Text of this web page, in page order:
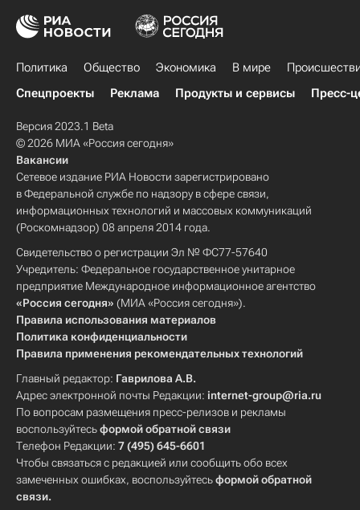
Политика Общество Экономика В мире
Спецпроекты
Реклама Продукты и сервисы Пресс-
Версия 2023.1 Beta
© 2026 МИА «Россия сегодня»
Вакансии
Сетевое издание РИА Новости зарегистрировано
в Федеральной службе по надзору в сфере связи,
информационных технологий и массовых коммуникаций
(Роскомнадзор) 08 апреля 2014 года.
Свидетельство о регистрации Эл № ФС77-57640
Учредитель: Федеральное государственное унитарное
предприятие Международное информационное агентство
«Россия сегодня» (МИА «Россия сегодня»).
Правила использования материалов
Политика конфиденциальности
Правила применения рекомендательных технологий
Главный редактор: Гаврилова А.В.
Адрес электронной почты Редакции: internet-group@ria.ru
По вопросам размещения пресс-релизов и рекламы
воспользуйтесьформой обратной связи
Телефон Редакции: 7 (495) 645-6601
Чтобы связаться с редакцией или сообщить обо всех
замеченных ошибках, воспользуйтесьформой обратной
связи.